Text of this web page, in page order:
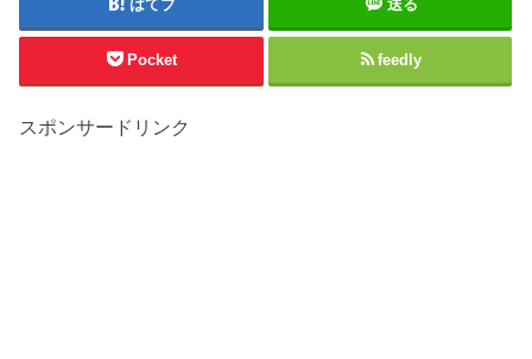
はてブ 送る
Pocket feedly
スポンサードリンク